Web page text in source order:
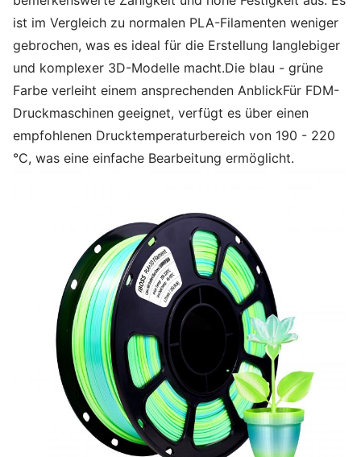
ist im Vergleich zu normalen PLA-Filamenten weniger
gebrochen, was es ideal für die Erstellung langlebiger
und komplexer 3D-Modelle macht.Die blau - grüne
Farbe verleiht einem ansprechenden AnblickFür FDM-
Druckmaschinen geeignet, verfügt es über einen
empfohlenen Drucktemperaturbereich von 190 - 220
°C, was eine einfache Bearbeitung ermöglicht.